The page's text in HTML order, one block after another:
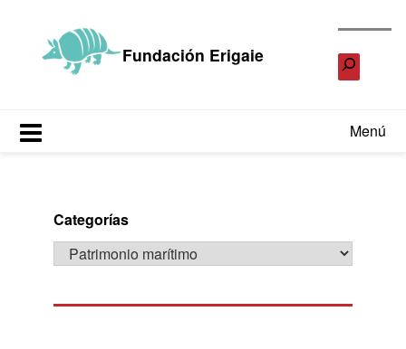
contenido
Fundación Erigaie
Menú
Categorías